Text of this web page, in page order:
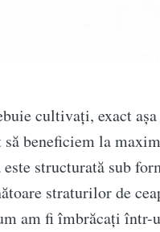
cultivați, exact
beneficiem la
structurată sub
straturilor de
am fi îmbrăcați într-